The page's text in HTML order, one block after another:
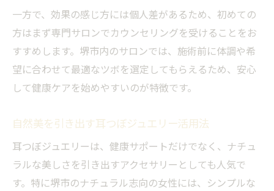
一方で、効果の感じ方には個人差があるため、初めての
方はまず専門サロンでカウンセリングを受けることをお
すすめします。堺市内のサロンでは、施術前に体調や希
望に合わせて最適なツボを選定してもらえるため、安心
して健康ケアを始めやすいのが特徴です。
自然美を引き出す耳つぼジュエリー活用法
耳つぼジュエリーは、健康サポートだけでなく、ナチュ
ラルな美しさを引き出すアクセサリーとしても人気で
す。特に堺市のナチュラル志向の女性には、シンプルな